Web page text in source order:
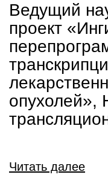
Ведущий
проект
опухолей»,
Читать далее